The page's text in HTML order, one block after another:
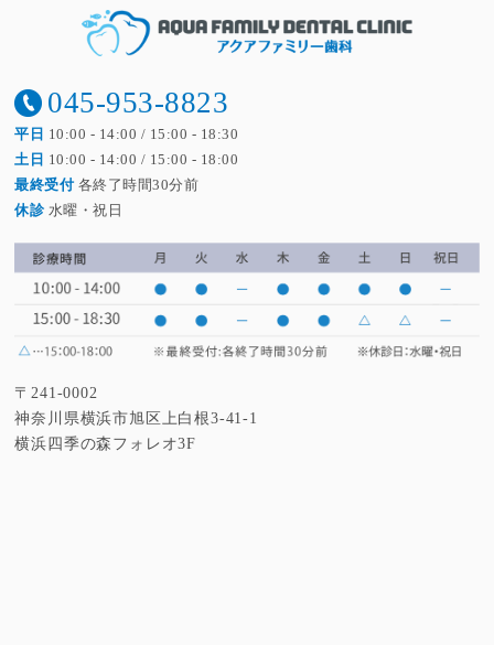
045-953-8823
平日 10:00 - 14:00 / 15:00 - 18:30
土日 10:00 - 14:00 / 15:00 - 18:00
最終受付各終了時間30分前
休診 水曜・祝日
〒241-0002
神奈川県横浜市旭区上白根3-41-1
横浜四季の森フォレオ3F
2025/01/01
いて...
2024/12/27年末年始休診のお知らせ...
2023/12/09年末年始の休診日のお知らせ...
2023/07/18夏季休診のお知らせ
2022/12/01年末年始の休診のお知らせ...
2022/10/01 休診のお知らせ